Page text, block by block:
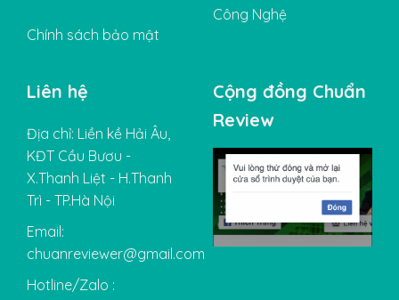
Chính sách bảo mật
Công Nghệ
Liên hệ
Địa chỉ: Liền kề Hải Âu,
KĐT Cầu Bươu -
X.Thanh Liệt - H.Thanh
Trì - TP.Hà Nội
Email:
chuanreviewer@gmail.com
Hotline/Zalo :
Cộng đồng Chuẩn
Review